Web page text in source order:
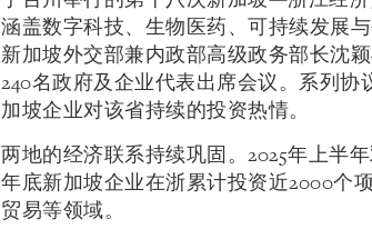
涵盖数字科技、生物医药、可持续发展
新加坡外交部兼内政部高级政务部长沈
240名政府及企业代表出席会议。系列
加坡企业对该省持续的投资热情。
两地的经济联系持续巩固。2025年上半
年底新加坡企业在浙累计投资近2000个
贸易等领域。